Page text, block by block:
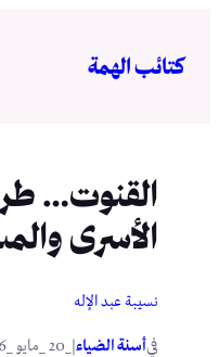
المحتوى
كتائب الهمة
القنوت…
الأسرى
نسيبة عبد الإله
فيأسنة الضياء